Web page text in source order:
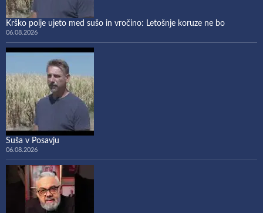
Krško polje ujeto med sušo in vročino: Letošnje koruze ne bo
06.08.2026
Suša v Posavju
06.08.2026